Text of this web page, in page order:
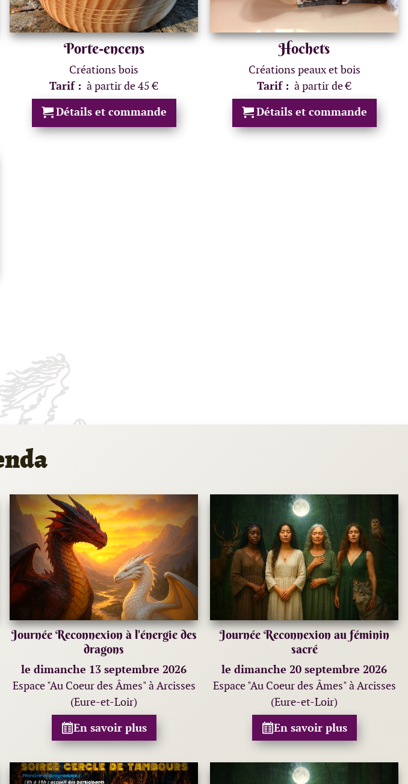
Porte-encens
Créations bois
Tarif : à partir de 45 €
Détails et commande
Hochets
Créations peaux et bois
Tarif : à partir de €
Détails et commande
Journée Reconnexion à l'énergie des
dragons
le dimanche 13 septembre 2026
Espace "Au Coeur des Âmes" à Arcisses
(Eure-et-Loir)
En savoir plus
Journée Reconnexion au féminin
sacré
le dimanche 20 septembre 2026
Espace "Au Coeur des Âmes" à Arcisses
(Eure-et-Loir)
En savoir plus